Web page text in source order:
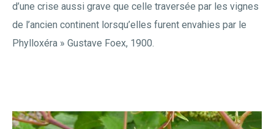
d’une crise aussi grave que celle traversée par les vignes
de l’ancien continent lorsqu’elles furent envahies par le
Phylloxéra » Gustave Foex, 1900.